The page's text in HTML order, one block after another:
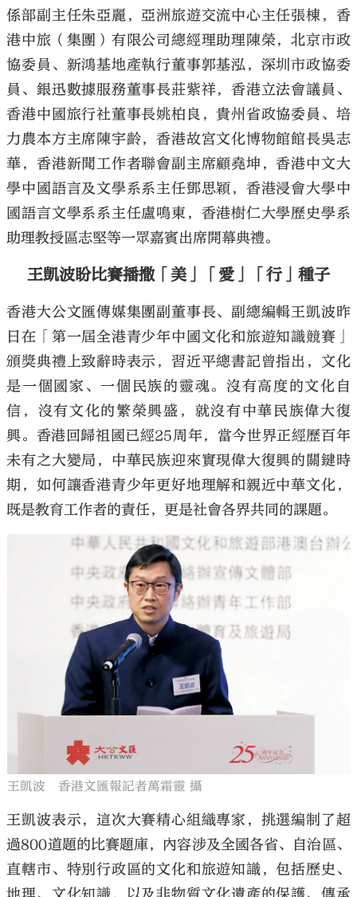
係部副主任朱亞麗，亞洲旅遊交流中心主任張棟，香
港中旅（集團）有限公司總經理助理陳榮，北京市政
協委員、新鴻基地產執行董事郭基泓，深圳市政協委
員、銀迅數據服務董事長莊紫祥，香港立法會議員、
香港中國旅行社董事長姚柏良，貴州省政協委員、培
力農本方主席陳宇齡，香港故宮文化博物館館長吳志
華，香港新聞工作者聯會副主席顧堯坤，香港中文大
學中國語言及文學系系主任鄧思穎，香港浸會大學中
國語言文學系系主任盧鳴東，香港樹仁大學歷史學系
助理教授區志堅等一眾嘉賓出席開幕典禮。
王凱波盼比賽播撒「美」「愛」「行」種子
香港大公文匯傳媒集團副董事長、副總編輯王凱波昨
日在「第一屆全港青少年中國文化和旅遊知識競賽」
頒獎典禮上致辭時表示，習近平總書記曾指出，文化
是一個國家、一個民族的靈魂。沒有高度的文化自
信，沒有文化的繁榮興盛，就沒有中華民族偉大復
興。香港回歸祖國已經25周年，當今世界正經歷百年
未有之大變局，中華民族迎來實現偉大復興的關鍵時
期，如何讓香港青少年更好地理解和親近中華文化，
既是教育工作者的責任，更是社會各界共同的課題。
王凱波 香港文匯報記者萬霜靈 攝
王凱波表示，這次大賽精心組織專家，挑選編制了超
過800道題的比賽題庫，內容涉及全國各省、自治區、
直轄市、特別行政區的文化和旅遊知識，包括歷史、